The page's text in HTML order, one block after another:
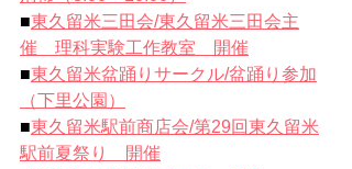
■東久留米三田会/東久留米三田会主
催　理科実験工作教室　開催
■東久留米盆踊りサークル/盆踊り参加
（下里公園）
■東久留米駅前商店会/第29回東久留米
駅前夏祭り　開催